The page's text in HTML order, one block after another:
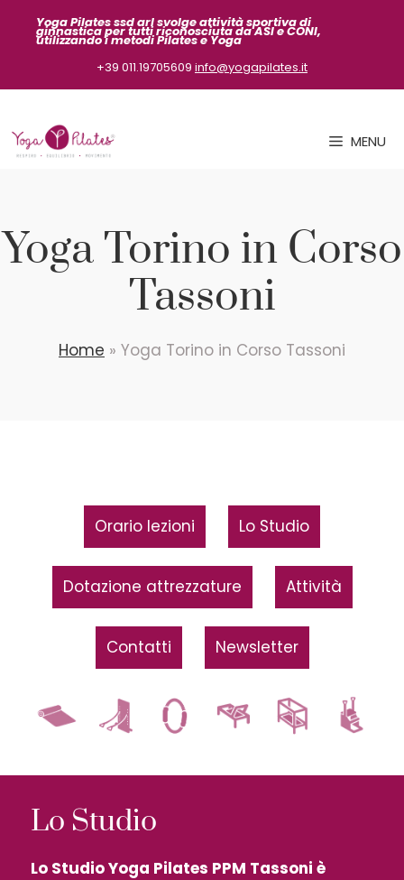
Yoga Pilates ssd arl svolge attività sportivadi
ginnastica per tutti riconosciuta da ASIe CONI,
utilizzando i metodi Pilates e Yoga
+39 011.19705609 info@yogapilates.it
MENU
Yoga Torino in Corso
Tassoni
Home » Yoga Torino in Corso Tassoni
Orario lezioni Lo Studio
Dotazione attrezzature Attività
Contatti Newsletter
Lo Studio
Lo Studio Yoga Pilates PPM Tassoni è